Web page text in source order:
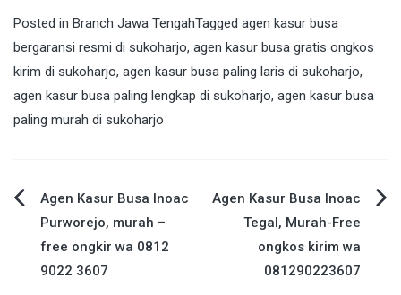
Posted in Branch Jawa TengahTagged agen kasur busa
bergaransi resmi di sukoharjo, agen kasur busa gratis ongkos
kirim di sukoharjo, agen kasur busa paling laris di sukoharjo,
agen kasur busa paling lengkap di sukoharjo, agen kasur busa
paling murah di sukoharjo
Post
navigation
Agen Kasur Busa Inoac
Purworejo, murah –
free ongkir wa 0812
9022 3607
Agen Kasur Busa Inoac
Tegal, Murah-Free
ongkos kirim wa
081290223607